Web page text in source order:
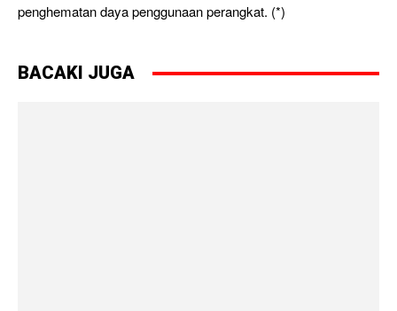
penghematan daya penggunaan perangkat. (*)
BACAKI JUGA